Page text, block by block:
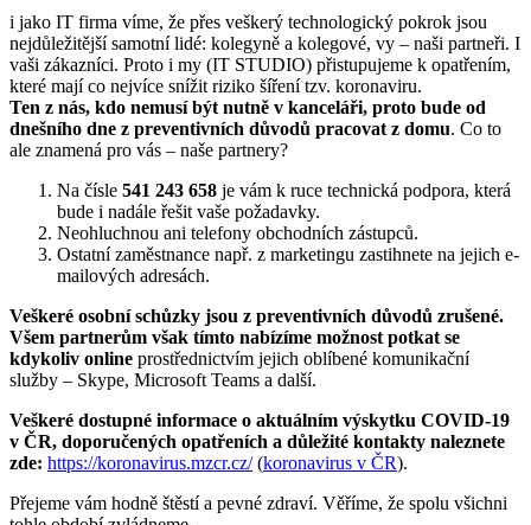
i jako IT firma víme, že přes veškerý technologický pokrok jsou
nejdůležitější samotní lidé: kolegyně a kolegové, vy – naši partneři. I
vaši zákazníci. Proto i my (IT STUDIO) přistupujeme k opatřením,
které mají co nejvíce snížit riziko šíření tzv. koronaviru.
Ten z nás, kdo nemusí být nutně v kanceláři, proto bude od
dnešního dne z preventivních důvodů pracovat z domu. Co to
ale znamená pro vás – naše partnery?
Na čísle 541 243 658 je vám k ruce technická podpora, která
bude i nadále řešit vaše požadavky.
Neohluchnou ani telefony obchodních zástupců.
Ostatní zaměstnance např. z marketingu zastihnete na jejich e-
mailových adresách.
Veškeré osobní schůzky jsou z preventivních důvodů zrušené.
Všem partnerům však tímto nabízíme možnost potkat se
kdykoliv online prostřednictvím jejich oblíbené komunikační
služby – Skype, Microsoft Teams a další.
Veškeré dostupné informace o aktuálním výskytku COVID-19
v ČR, doporučených opatřeních a důležité kontakty naleznete
zde: https://koronavirus.mzcr.cz/(koronavirus v ČR).
Přejeme vám hodně štěstí a pevné zdraví. Věříme, že spolu všichni